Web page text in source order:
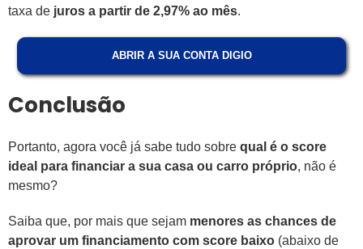
taxa de juros a partir de 2,97% ao mês.
ABRIR A SUA CONTA DIGIO
Conclusão
Portanto, agora você já sabe tudo sobre qual é o score
ideal para financiar a sua casa ou carro próprio, não é
mesmo?
Saiba que, por mais que sejam menores as chances de
aprovar um financiamento com score baixo (abaixo de